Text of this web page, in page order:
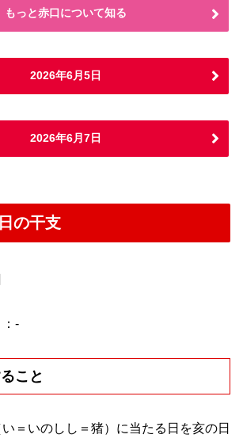
もっと赤口について知る
2026年6月5日
2026年6月7日
の干支
-
こと
＝いのしし＝猪）に当たる日を亥の日